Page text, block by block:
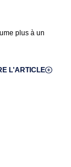
plus à un
L'ARTICLE